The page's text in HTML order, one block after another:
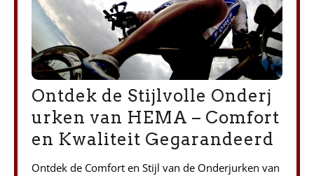
Ontdek de Stijlvolle Onderj
urken van HEMA – Comfort
en Kwaliteit Gegarandeerd
Ontdek de Comfort en Stijl van de Onderjurken van